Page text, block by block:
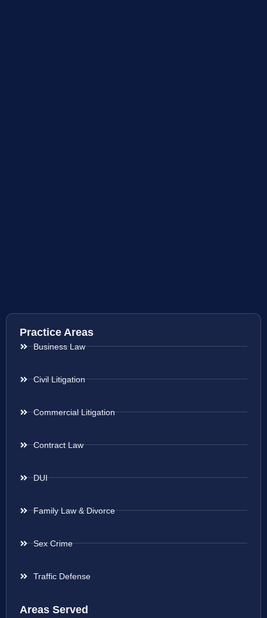
Practice Areas
Business Law
Civil Litigation
Commercial Litigation
Contract Law
DUI
Family Law & Divorce
Sex Crime
Traffic Defense
Areas Served